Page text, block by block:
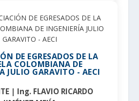
DE EGRESADOS DE LA
COLOMBIANA DE
JULIO GARAVITO - AECI
| Ing. FLAVIO RICARDO